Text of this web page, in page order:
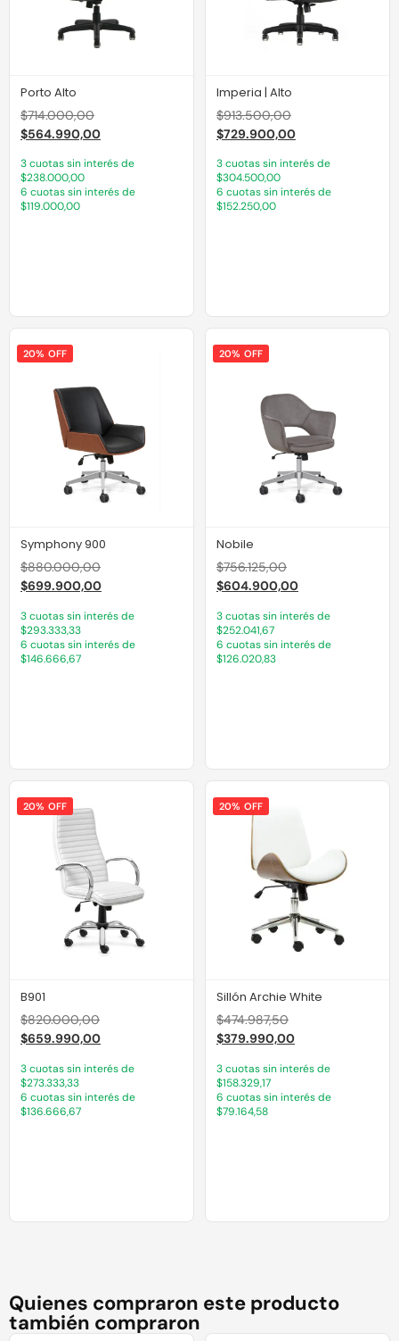
Porto Alto
$714.000,00
$564.990,00
3 cuotas sin interés de
$238.000,00
6 cuotas sin interés de
$119.000,00
Imperia | Alto
$913.500,00
$729.900,00
3 cuotas sin interés de
$304.500,00
6 cuotas sin interés de
$152.250,00
20% OFF
Symphony 900
$880.000,00
$699.900,00
3 cuotas sin interés de
$293.333,33
6 cuotas sin interés de
$146.666,67
20% OFF
Nobile
$756.125,00
$604.900,00
3 cuotas sin interés de
$252.041,67
6 cuotas sin interés de
$126.020,83
20% OFF
B901
$820.000,00
$659.990,00
3 cuotas sin interés de
$273.333,33
6 cuotas sin interés de
$136.666,67
20% OFF
Sillón Archie White
$474.987,50
$379.990,00
3 cuotas sin interés de
$158.329,17
6 cuotas sin interés de
$79.164,58
Quienes compraron este producto
también compraron